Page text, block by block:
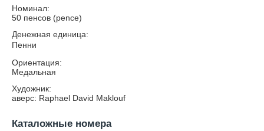
Номинал:
50 пенсов (pence)
Денежная единица:
Пенни
Ориентация:
Медальная
Художник:
аверс: Raphael David Maklouf
Каталожные номера